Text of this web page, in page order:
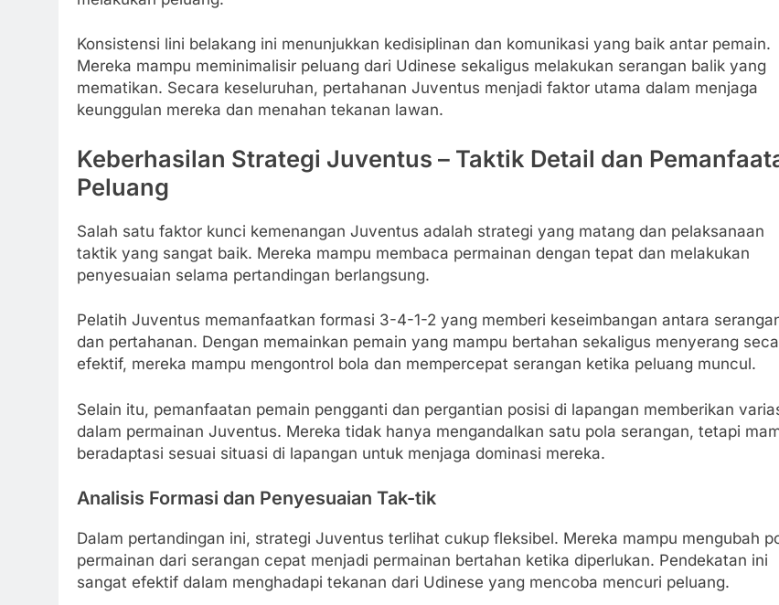
Konsistensi lini belakang ini menunjukkan kedisiplinan dan komunikasi yang baik antar pemain.
Mereka mampu meminimalisir peluang dari Udinese sekaligus melakukan serangan balik yang
mematikan. Secara keseluruhan, pertahanan Juventus menjadi faktor utama dalam menjaga
keunggulan mereka dan menahan tekanan lawan.
Keberhasilan Strategi Juventus – Taktik Detail dan
Peluang
Salah satu faktor kunci kemenangan Juventus adalah strategi yang matang dan pelaksanaan
taktik yang sangat baik. Mereka mampu membaca permainan dengan tepat dan melakukan
penyesuaian selama pertandingan berlangsung.
Pelatih Juventus memanfaatkan formasi 3-4-1-2 yang memberi keseimbangan antara
dan pertahanan. Dengan memainkan pemain yang mampu bertahan sekaligus menyerang
efektif, mereka mampu mengontrol bola dan mempercepat serangan ketika peluang muncul.
Selain itu, pemanfaatan pemain pengganti dan pergantian posisi di lapangan memberikan
dalam permainan Juventus. Mereka tidak hanya mengandalkan satu pola serangan, tetapi
beradaptasi sesuai situasi di lapangan untuk menjaga dominasi mereka.
Analisis Formasi dan Penyesuaian Tak-tik
Dalam pertandingan ini, strategi Juventus terlihat cukup fleksibel. Mereka mampu mengubah
permainan dari serangan cepat menjadi permainan bertahan ketika diperlukan. Pendekatan ini
sangat efektif dalam menghadapi tekanan dari Udinese yang mencoba mencuri peluang.